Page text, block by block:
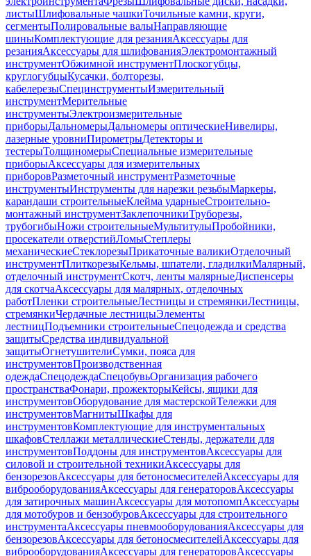
листыШлифовальные чашкиТочильные камни, круги,
сегментыПолировальные валыНаправляющие
шиныКомплектующие для резанияАксессуары для
резанияАксессуары для шлифованияЭлектромонтажный
инструментОбжимной инструментПлоскогубцы,
круглогубцыКусачки, болторезы,
кабелерезыСпецинструментыИзмерительный
инструментМерительные
инструментыЭлектроизмерительные
приборыДальномерыДальномеры оптическиеНивелиры,
лазерные уровниПирометрыДетекторы и
тестерыТолщиномерыСпециальные измерительные
приборыАксессуары для измерительных
приборовРазметочный инструментРазметочные
инструментыИнструменты для нарезки резьбыМаркеры,
карандаши строительныеКлейма ударныеСтроительно-
монтажный инструментЗаклепочникиТруборезы,
трубогибыНожи строительныеМультитулыПробойники,
просекатели отверстийЛомыСтеплеры
механическиеСтеклорезыПрикаточные валикиОтделочный
инструментПлиткорезыКельмы, шпатели, гладилкиМалярный,
отделочный инструментСкотч, ленты малярныеДиспенсеры
для скотчаАксессуары для малярных, отделочных
работПленки строительныеЛестницы и стремянкиЛестницы,
стремянкиЧердачные лестницыЭлементы
лестницПодъемники строительныеСпецодежда и средства
защитыСредства индивидуальной
защитыОгнетушителиСумки, пояса для
инструментовПроизводственная
одеждаСпецодеждаСпецобувьОрганизация рабочего
пространстваФонари, прожекторыКейсы, ящики для
инструментовОборудование для мастерскойТележки для
инструментовМагнитыШкафы для
инструментовКомплектующие для инструментальных
шкафовСтеллажи металлическиеСтенды, держатели для
инструментовПоддоны для инструментовАксессуары для
силовой и строительной техникиАксессуары для
бензорезовАксессуары для бетоносмесителейАксессуары для
виброоборудованияАксессуары для генераторовАксессуары
для затирочных машинАксессуары для мотопомпАксессуары
для мотобуров и бензобуровАксессуары для строительного
инструментаАксессуары пневмооборудованияАксессуары для
бензорезовАксессуары для бетоносмесителейАксессуары для
виброоборудованияАксессуары для генераторовАксессуары